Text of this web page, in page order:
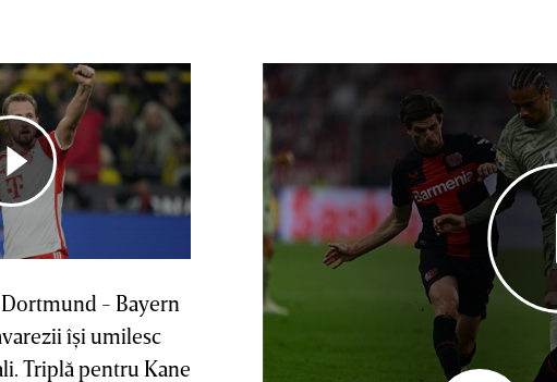
Dortmund - Bayern
îşi umilesc
Triplă pentru Kane